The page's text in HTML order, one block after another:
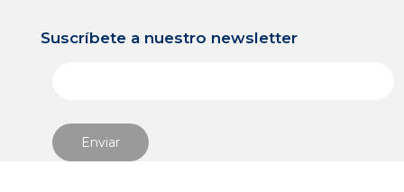
Suscríbete a nuestro newsletter